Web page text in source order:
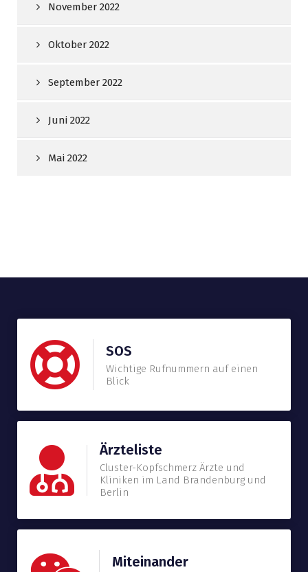
November 2022
Oktober 2022
September 2022
Juni 2022
Mai 2022
SOS
Wichtige Rufnummern auf einen
Blick
Ärzteliste
Cluster-Kopfschmerz Ärzte und
Kliniken im Land Brandenburg und
Berlin
Miteinander